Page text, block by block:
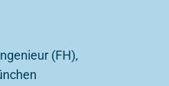
(FH),